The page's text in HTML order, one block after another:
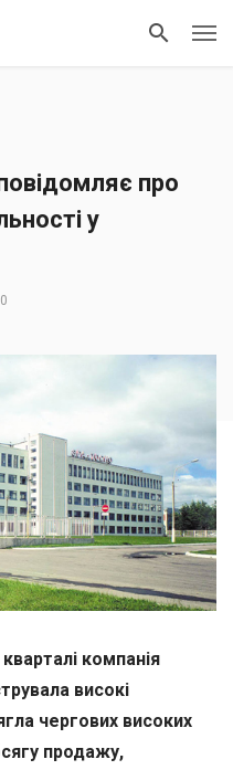
про
у
0
компанія
високі
чергових високих
продажу,